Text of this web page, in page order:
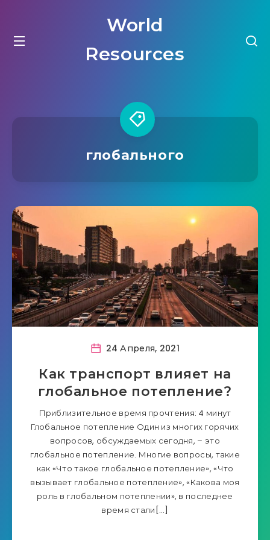
World
Resources
глобального
24 Апреля, 2021
Как транспорт влияет на
глобальное потепление?
Приблизительное время прочтения: 4 минут
Глобальное потепление Один из многих горячих
вопросов, обсуждаемых сегодня, – это
глобальное потепление. Многие вопросы, такие
как «Что такое глобальное потепление», «Что
вызывает глобальное потепление», «Какова моя
роль в глобальном потеплении», в последнее
время стали[…]